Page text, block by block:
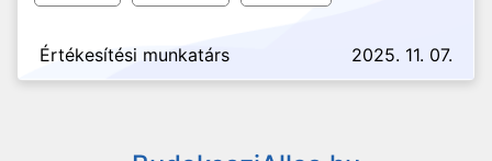
Értékesítési munkatárs 2025. 11. 07.